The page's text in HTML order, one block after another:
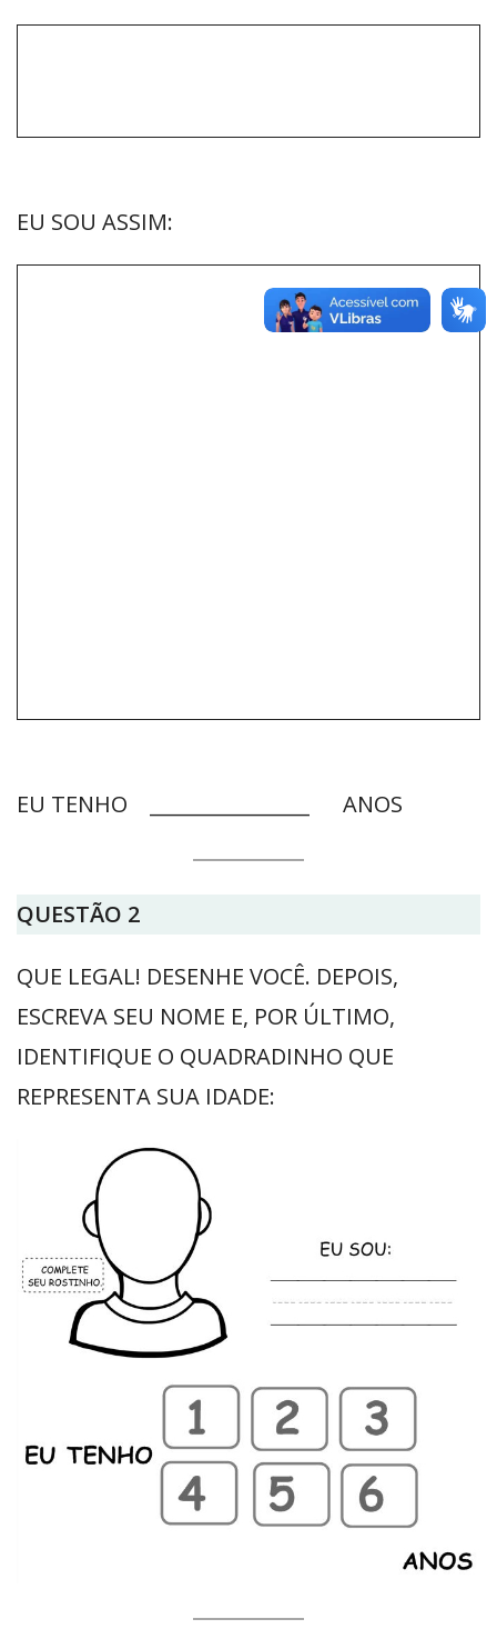
EU SOU ASSIM:
EU TENHO ________________ ANOS
QUESTÃO 2
QUE LEGAL! DESENHE VOCÊ. DEPOIS,
ESCREVA SEU NOME E, POR ÚLTIMO,
IDENTIFIQUE O QUADRADINHO QUE
REPRESENTA SUA IDADE: